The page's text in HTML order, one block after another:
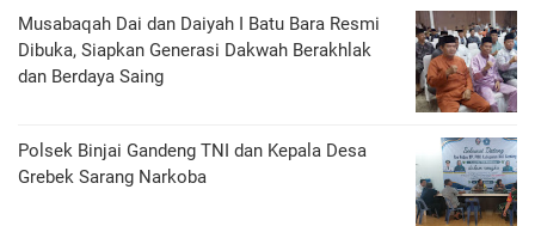
Musabaqah Dai dan Daiyah I Batu Bara Resmi
Dibuka, Siapkan Generasi Dakwah Berakhlak
dan Berdaya Saing
Polsek Binjai Gandeng TNI dan Kepala Desa
Grebek Sarang Narkoba